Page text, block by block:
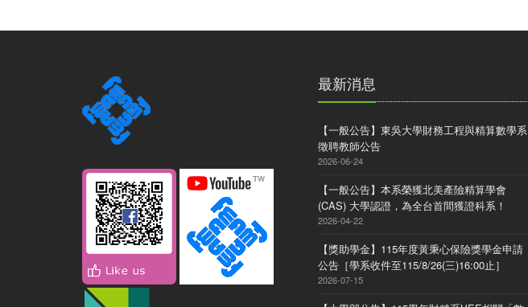
最新消息
【一般公告】東吳大學財務工程與精算數學系
徵聘教師公告
2026-06-24
【一般公告】本系榮獲北美產險精算學會
(CAS) 大學認證，為全台首間獲證科系！
2026-04-22
【獎助學金】115年度黃秉心保險獎學金申請
公告［學系收件至115/8/26(三)16:00止］
2026-07-15